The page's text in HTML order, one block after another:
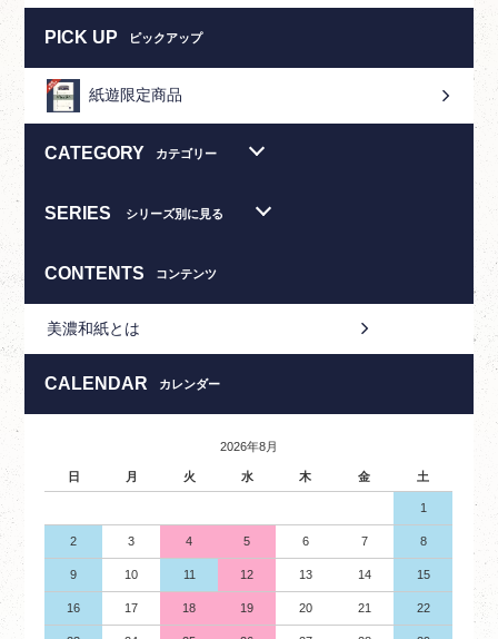
PICK UP ピックアップ
紙遊限定商品
CATEGORY カテゴリー
SERIES シリーズ別に見る
CONTENTS コンテンツ
美濃和紙とは
CALENDAR カレンダー
2026年8月
日 月 火 水 木 金 土
1
2 3 4 5 6 7 8
9 10 11 12 13 14 15
16 17 18 19 20 21 22